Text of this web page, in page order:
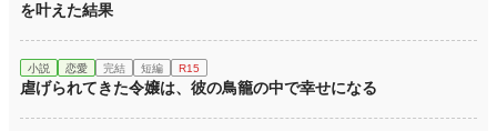
を叶えた結果
小説 恋愛 完結 短編 R15
虐げられてきた令嬢は、彼の鳥籠の中で幸せになる